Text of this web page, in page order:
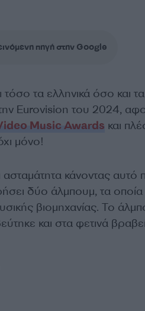
πηγή στην Google
τα ελληνικά όσο και τα
Eurovision του 2024,
Music Awards και
μόνο!
κάνοντας αυτό
δύο άλμπουμ, τα οποία
βιομηχανίας. Το
και στα φετινά